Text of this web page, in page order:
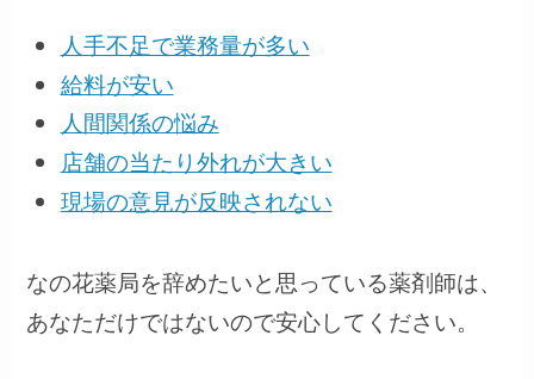
人手不足で業務量が多い
給料が安い
人間関係の悩み
店舗の当たり外れが大きい
現場の意見が反映されない
なの花薬局を辞めたいと思っている薬剤師は、
あなただけではないので安心してください。